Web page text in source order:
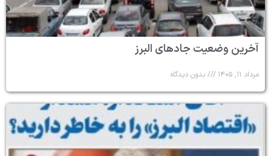
آخرین وضعیت جادهای البرز
مرداد ۱۱, ۱۴۰۵ بدون دیدگاه